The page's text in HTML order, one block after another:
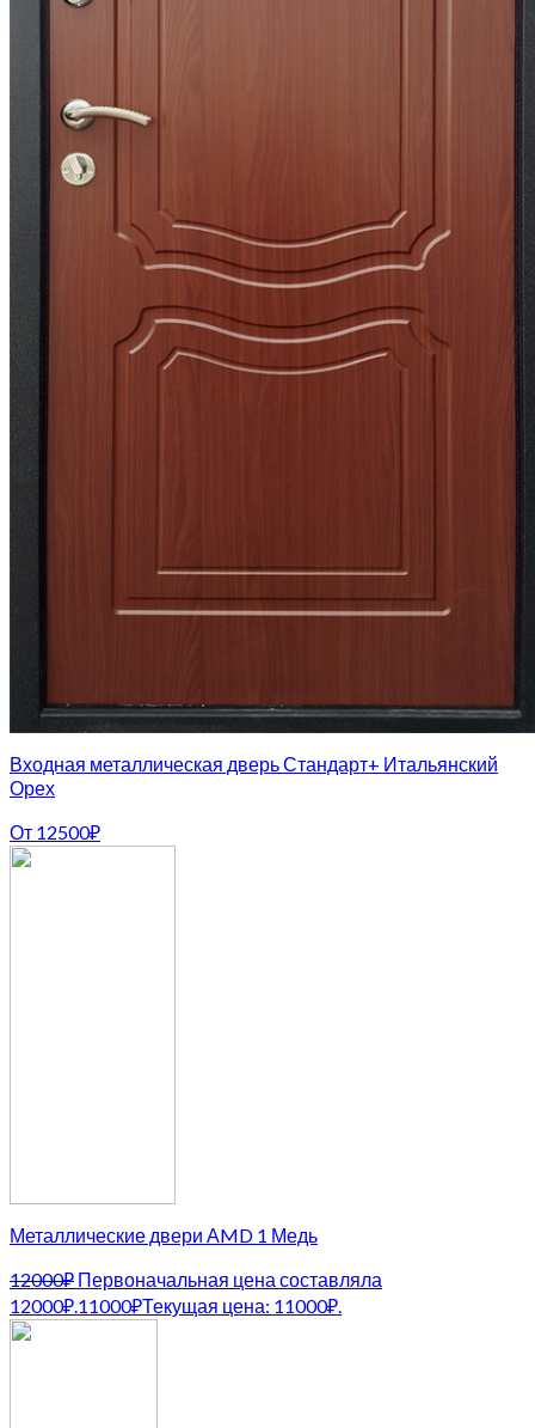
Входная металлическая дверь Стандарт+ Итальянский
Орех
От 12500₽
Металлические двери АMD 1 Медь
12000₽ Первоначальная цена составляла
12000₽.11000₽Текущая цена: 11000₽.